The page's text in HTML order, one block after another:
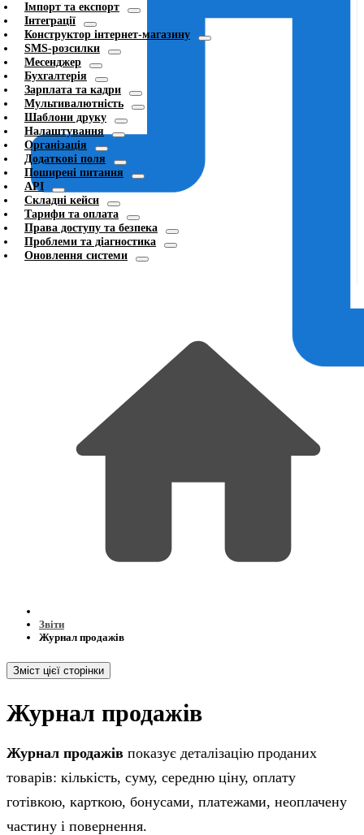
Імпорт та експорт
Інтеграції
Конструктор інтернет-магазину
SMS-розсилки
Месенджер
Бухгалтерія
Зарплата та кадри
Мультивалютність
Шаблони друку
Налаштування
Організація
Додаткові поля
Поширені питання
API
Складні кейси
Тарифи та оплата
Права доступу та безпека
Проблеми та діагностика
Оновлення системи
Звіти
Журнал продажів
Зміст цієї сторінки
Журнал продажів
Журнал продажів показує деталізацію проданих
товарів: кількість, суму, середню ціну, оплату
готівкою, карткою, бонусами, платежами, неоплачену
частину і повернення.